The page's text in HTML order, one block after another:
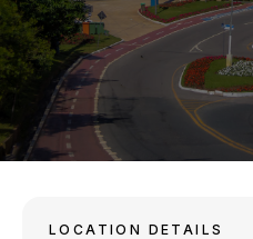
LOCATION DETAILS